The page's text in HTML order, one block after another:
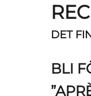
DET
BLI